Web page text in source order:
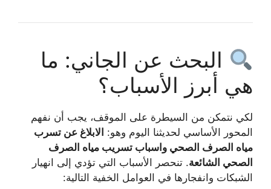
البحث عن الجاني: ما
هي أبرز الأسباب؟
لكي نتمكن من السيطرة على الموقف، يجب أن نفهم
المحور الأساسي لحديثنا اليوم وهو: الابلاغ عن تسرب
مياه الصرف الصحي واسباب تسريب مياه الصرف
الصحي الشائعة. تنحصر الأسباب التي تؤدي إلى انهيار
الشبكات وانفجارها في العوامل الخفية التالية: